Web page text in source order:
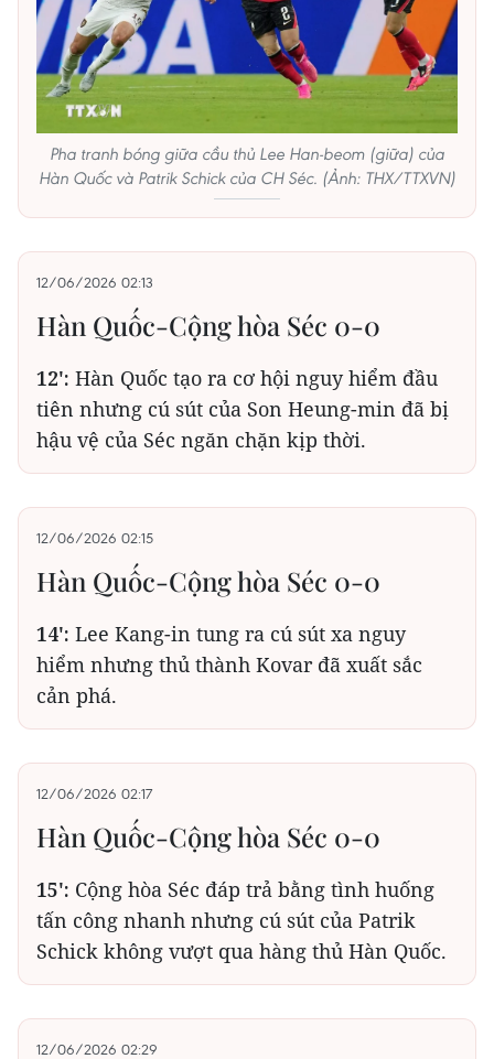
Pha tranh bóng giữa cầu thủ Lee Han-beom (giữa) của
Hàn Quốc và Patrik Schick của CH Séc. (Ảnh: THX/TTXVN)
12/06/2026 02:13
Hàn Quốc-Cộng hòa Séc 0-0
12': Hàn Quốc tạo ra cơ hội nguy hiểm đầu
tiên nhưng cú sút của Son Heung-min đã bị
hậu vệ của Séc ngăn chặn kịp thời.
12/06/2026 02:15
Hàn Quốc-Cộng hòa Séc 0-0
14': Lee Kang-in tung ra cú sút xa nguy
hiểm nhưng thủ thành Kovar đã xuất sắc
cản phá.
12/06/2026 02:17
Hàn Quốc-Cộng hòa Séc 0-0
15': Cộng hòa Séc đáp trả bằng tình huống
tấn công nhanh nhưng cú sút của Patrik
Schick không vượt qua hàng thủ Hàn Quốc.
12/06/2026 02:29